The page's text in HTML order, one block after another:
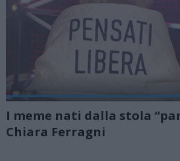
I meme nati dalla stola
Chiara Ferragni